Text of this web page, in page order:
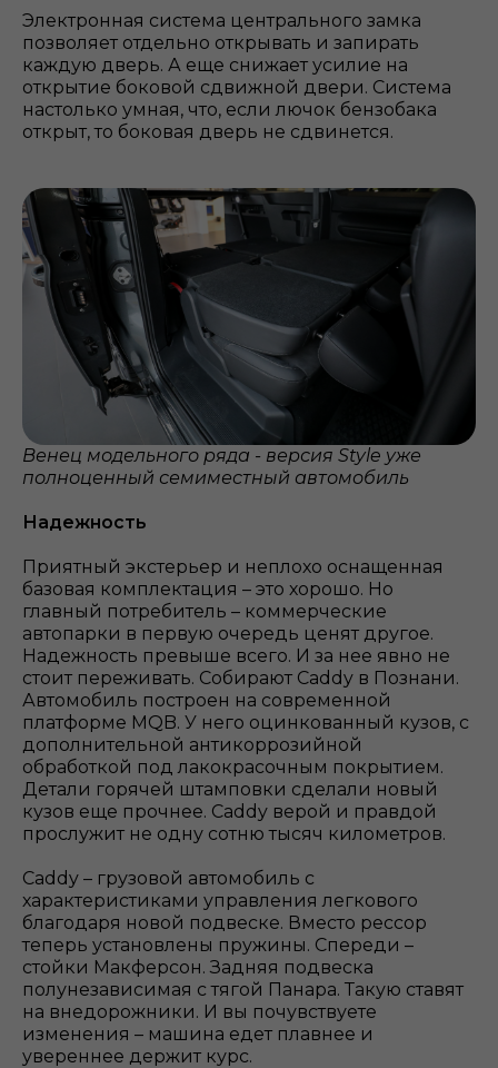
Электронная система центрального замка
позволяет отдельно открывать и запирать
каждую дверь. А еще снижает усилие на
открытие боковой сдвижной двери. Система
настолько умная, что, если лючок бензобака
открыт, то боковая дверь не сдвинется.
Венец модельного ряда - версия Style уже
полноценный семиместный автомобиль
Надежность
Приятный экстерьер и неплохо оснащенная
базовая комплектация – это хорошо. Но
главный потребитель – коммерческие
автопарки в первую очередь ценят другое.
Надежность превыше всего. И за нее явно не
стоит переживать. Собирают Caddy в Познани.
Автомобиль построен на современной
платформе MQB. У него оцинкованный кузов, с
дополнительной антикоррозийной
обработкой под лакокрасочным покрытием.
Детали горячей штамповки сделали новый
кузов еще прочнее. Caddy верой и правдой
прослужит не одну сотню тысяч километров.
Caddy – грузовой автомобиль с
характеристиками управления легкового
благодаря новой подвеске. Вместо рессор
теперь установлены пружины. Спереди –
стойки Макферсон. Задняя подвеска
полунезависимая с тягой Панара. Такую ставят
на внедорожники. И вы почувствуете
изменения – машина едет плавнее и
увереннее держит курс.